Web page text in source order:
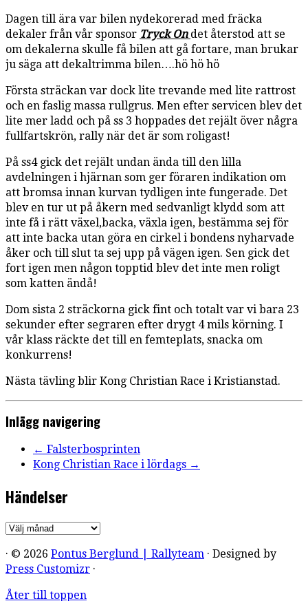
Dagen till ära var bilen nydekorerad med fräcka
dekaler från vår sponsor Tryck On det återstod att se
om dekalerna skulle få bilen att gå fortare, man brukar
ju säga att dekaltrimma bilen….hö hö hö
Första sträckan var dock lite trevande med lite rattrost
och en faslig massa rullgrus. Men efter servicen blev det
lite mer ladd och på ss 3 hoppades det rejält över några
fullfartskrön, rally när det är som roligast!
På ss4 gick det rejält undan ända till den lilla
avdelningen i hjärnan som ger föraren indikation om
att bromsa innan kurvan tydligen inte fungerade. Det
blev en tur ut på åkern med sedvanligt klydd som att
inte få i rätt växel,backa, växla igen, bestämma sej för
att inte backa utan göra en cirkel i bondens nyharvade
åker och till slut ta sej upp på vägen igen. Sen gick det
fort igen men någon topptid blev det inte men roligt
som katten ändå!
Dom sista 2 sträckorna gick fint och totalt var vi bara 23
sekunder efter segraren efter drygt 4 mils körning. I
vår klass räckte det till en femteplats, snacka om
konkurrens!
Nästa tävling blir Kong Christian Race i Kristianstad.
Inlägg navigering
← Falsterbosprinten
Kong Christian Race i lördags →
Händelser
Händelser
· © 2026 Pontus Berglund | Rallyteam · Designed by
Press Customizr ·
Åter till toppen